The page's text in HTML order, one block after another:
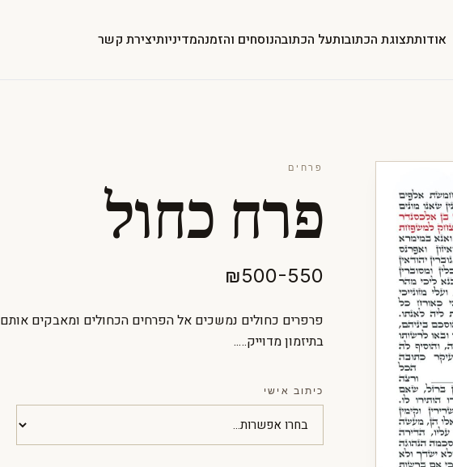
אודותתצוגת הכתובותעל הכתובהנוסחים והזמנהמדיניותיצירת קשר
פרחים
פרח כחול
₪500-550
פרפרים כחולים נמשכים אל הפרחים הכחולים ומאבקים אותם
בתיזמון מדוייק…..
כיתוב אישי